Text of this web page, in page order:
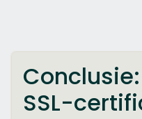
SSL-